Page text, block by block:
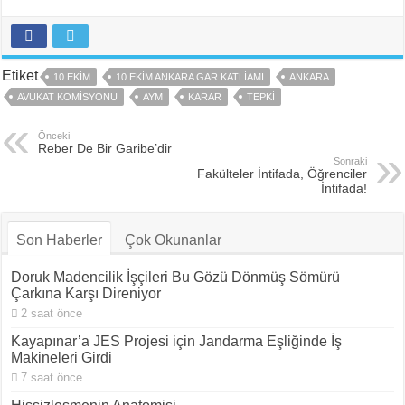
Etiket 10 EKIM 10 EKIM ANKARA GAR KATLIAMI
ANKARA
AVUKAT KOMISYONU
AYM KARAR TEPKI
Önceki
Reber De Bir Garibe’dir
Sonraki
Fakülteler İntifada, Öğrenciler
İntifada!
Son Haberler Çok Okunanlar
Doruk Madencilik İşçileri Bu Gözü Dönmüş Sömürü
Çarkına Karşı Direniyor
2 saat önce
Kayapınar’a JES Projesi için Jandarma Eşliğinde İş
Makineleri Girdi
7 saat önce